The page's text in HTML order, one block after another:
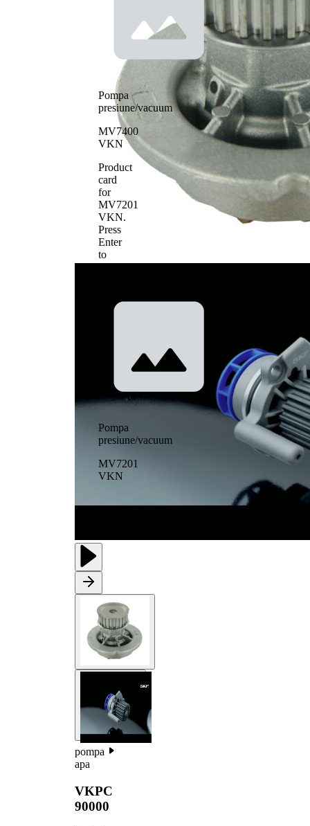
pompa
apa
VKPC
90000
Material roata
pale - pompa
metal
Pompa
presiune/vacuum
MV7400
VKN
Product
card
for
MV7201
VKN.
Press
Enter
to
view
Pompa
presiune/vacuum
MV7201
VKN